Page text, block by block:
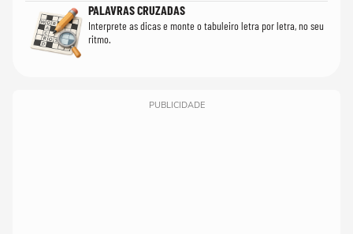
PALAVRAS CRUZADAS
Interprete as dicas e monte o tabuleiro letra por letra, no seu
ritmo.
PUBLICIDADE